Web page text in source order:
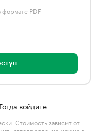
формате PDF
войдите
Стоимость зависит от